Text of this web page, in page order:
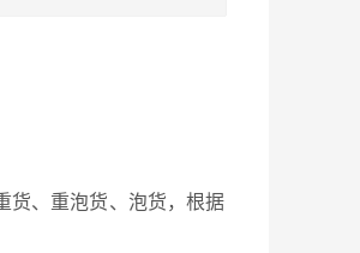
货、重泡货、泡货，根据